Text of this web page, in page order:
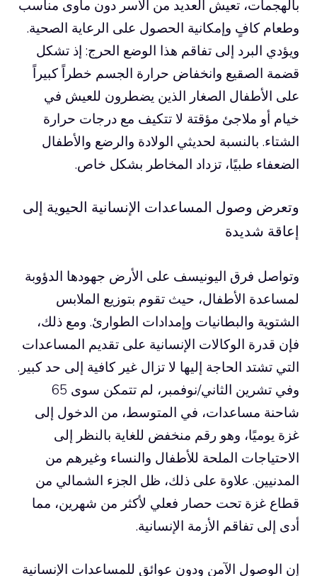
بالهجمات، تعيش العديد من الأسر دون مأوى مناسب
وطعام كافٍ وإمكانية الحصول على الرعاية الصحية.
ويؤدي البرد إلى تفاقم هذا الوضع الحرج: إذ تشكل
قضمة الصقيع وانخفاض حرارة الجسم خطراً كبيراً
على الأطفال الصغار الذين يضطرون للعيش في
خيام أو ملاجئ مؤقتة لا تتكيف مع درجات حرارة
الشتاء. بالنسبة لحديثي الولادة والرضع والأطفال
الضعفاء طبيًا، تزداد المخاطر بشكل خاص.
وتعرض وصول المساعدات الإنسانية الحيوية إلى
إعاقة شديدة
وتواصل فرق اليونيسف على الأرض جهودها الدؤوبة
لمساعدة الأطفال، حيث تقوم بتوزيع الملابس
الشتوية والبطانيات وإمدادات الطوارئ. ومع ذلك،
فإن قدرة الوكالات الإنسانية على تقديم المساعدات
التي تشتد الحاجة إليها لا تزال غير كافية إلى حد كبير.
وفي تشرين الثاني/نوفمبر، لم تتمكن سوى 65
شاحنة مساعدات، في المتوسط، من الدخول إلى
غزة يوميًا، وهو رقم منخفض للغاية بالنظر إلى
الاحتياجات الملحة للأطفال والنساء وغيرهم من
المدنيين. علاوة على ذلك، ظل الجزء الشمالي من
قطاع غزة تحت حصار فعلي لأكثر من شهرين، مما
أدى إلى تفاقم الأزمة الإنسانية.
إن الوصول الآمن ودون عوائق للمساعدات الإنسانية